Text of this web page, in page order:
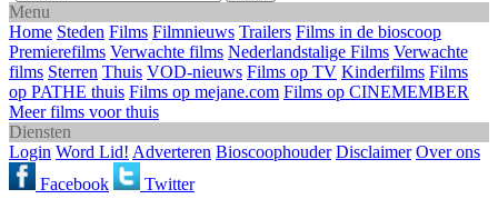
Menu
Home Steden Films Filmnieuws Trailers Films in de bioscoop
Premierefilms Verwachte films Nederlandstalige Films Verwachte
films Sterren Thuis VOD-nieuws Films op TV Kinderfilms Films
op PATHE thuis Films op mejane.com Films op CINEMEMBER
Meer films voor thuis
Diensten
Login Word Lid! Adverteren Bioscoophouder Disclaimer Over ons
Facebook
Twitter